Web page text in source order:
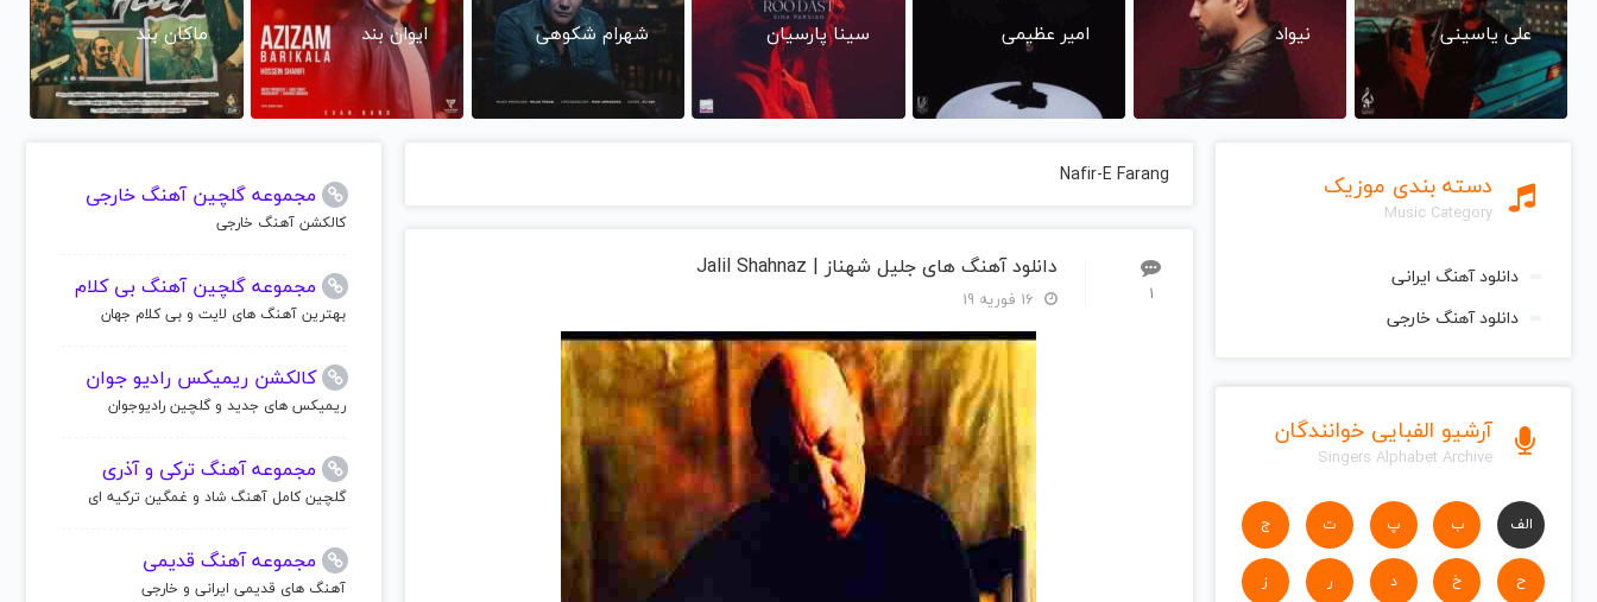
علی یاسینی نیواد امیر عظیمی سینا پارسیان شهرام شکوهی ایوان بند ماکان بند
دسته بندی موزیک
Music Category
دانلود آهنگ ایرانی
دانلود آهنگ خارجی
آرشیو الفبایی خوانندگان
Singers Alphabet Archive
الف ب پ ت ج
ح خ د ر ز
Nafir-E Farang
1
دانلود آهنگ های جلیل شهناز | Jalil Shahnaz
مجموعه گلچین آهنگ خارجی
کالکشن آهنگ خارجی
مجموعه گلچین آهنگ بی کلام
بهترین آهنگ های لایت و بی کلام جهان
کالکشن ریمیکس رادیو جوان
ریمیکس های جدید و گلچین رادیوجوان
مجموعه آهنگ ترکی و آذری
گلچین کامل آهنگ شاد و غمگین ترکیه ای
مجموعه آهنگ قدیمی
آهنگ های قدیمی ایرانی و خارجی